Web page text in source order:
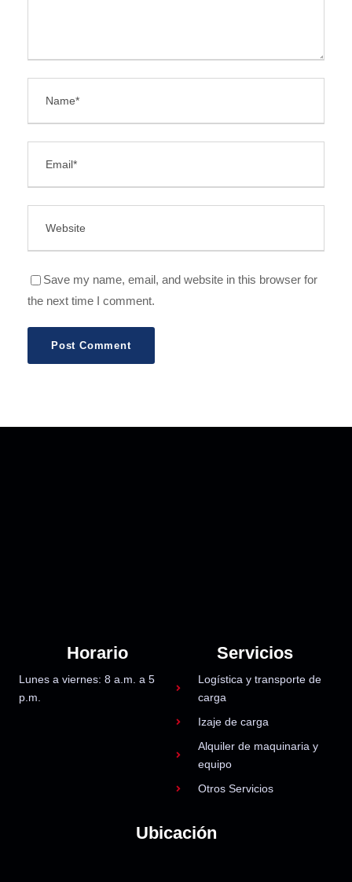
Save my name, email, and website in this browser for
the next time I comment.
Horario
Lunes a viernes: 8 a.m. a 5
p.m.
Servicios
Logística y transporte de
carga
Izaje de carga
Alquiler de maquinaria y
equipo
Otros Servicios
Ubicación